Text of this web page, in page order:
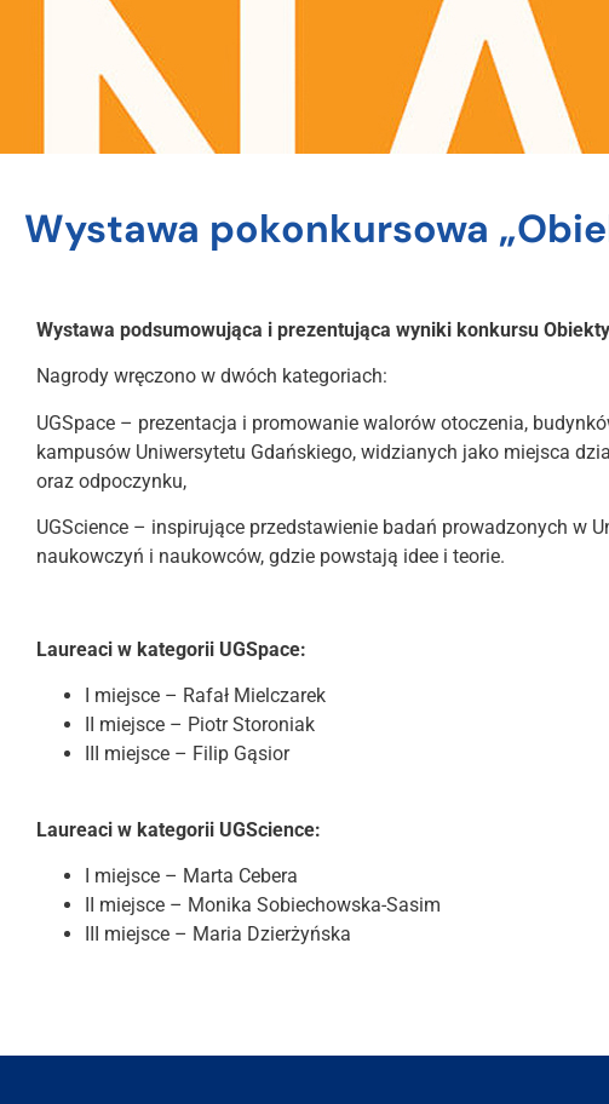
Wystawa pokonkursowa
Wystawa podsumowująca i prezentująca wyniki konkursu
Nagrody wręczono w dwóch kategoriach:
UGSpace – prezentacja i promowanie walorów otoczenia,
kampusów Uniwersytetu Gdańskiego, widzianych jako miejsca
oraz odpoczynku,
UGScience – inspirujące przedstawienie badań prowadzonych w
naukowczyń i naukowców, gdzie powstają idee i teorie.
Laureaci w kategorii UGSpace:
I miejsce – Rafał Mielczarek
II miejsce – Piotr Storoniak
III miejsce – Filip Gąsior
Laureaci w kategorii UGScience:
I miejsce – Marta Cebera
II miejsce – Monika Sobiechowska-Sasim
III miejsce – Maria Dzierżyńska